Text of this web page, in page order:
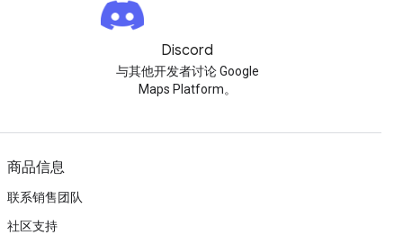
Discord
与其他开发者讨论 Google
Maps Platform。
商品信息
联系销售团队
社区支持